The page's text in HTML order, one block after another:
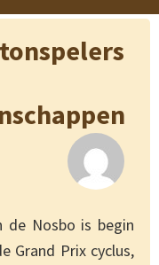
de Nosbo is begin
Grand Prix cyclus,